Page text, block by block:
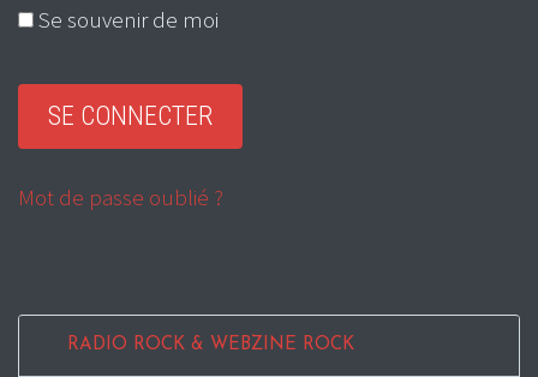
Se souvenir de moi
Mot de passe oublié ?
RADIO ROCK & WEBZINE ROCK